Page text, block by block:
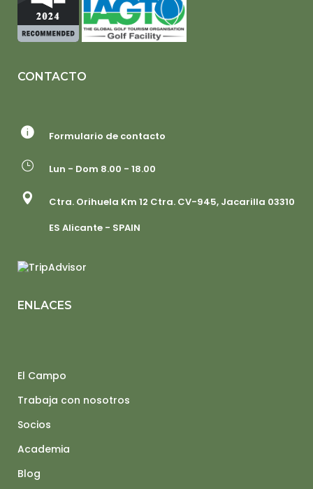
CONTACTO
Formulario de contacto
Lun - Dom 8.00 - 18.00
Ctra. Orihuela Km 12 Ctra. CV-945, Jacarilla 03310
ES Alicante - SPAIN
ENLACES
El Campo
Trabaja con nosotros
Socios
Academia
Blog